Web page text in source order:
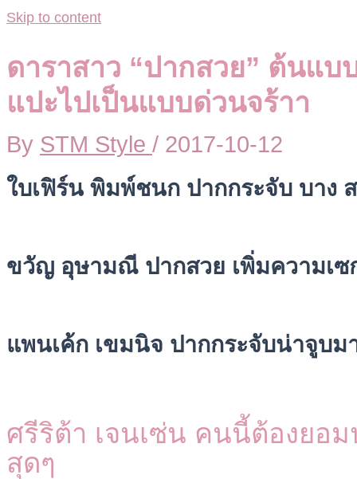
Skip to content
ดาราสาว “ปากสวย” ต้นแบ
แปะไปเป็นแบบด่วนจร้าา
By STM Style / 2017-10-12
ใบเฟิร์น พิมพ์ชนก ปากกระจับ บาง
ขวัญ อุษามณี ปากสวย เพิ่มความเซ
แพนเค้ก เขมนิจ ปากกระจับน่าจูบม
ศรีริต้า เจนเซ่น คนนี้ต้องยอ
สุดๆ